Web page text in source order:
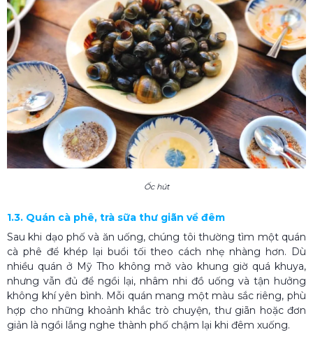
Ốc hút
1.3. Quán cà phê, trà sữa thư giãn về đêm
Sau khi dạo phố và ăn uống, chúng tôi thường tìm một quán
cà phê để khép lại buổi tối theo cách nhẹ nhàng hơn. Dù
nhiều quán ở Mỹ Tho không mở vào khung giờ quá khuya,
nhưng vẫn đủ để ngồi lại, nhâm nhi đồ uống và tận hưởng
không khí yên bình. Mỗi quán mang một màu sắc riêng, phù
hợp cho những khoảnh khắc trò chuyện, thư giãn hoặc đơn
giản là ngồi lắng nghe thành phố chậm lại khi đêm xuống.